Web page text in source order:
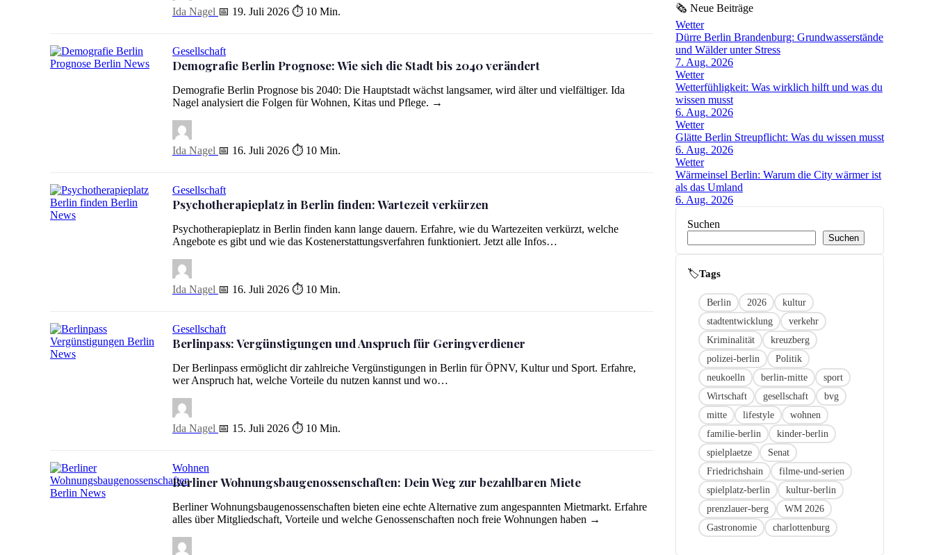
Ida Nagel 📅 19. Juli 2026 ⏱ 10 Min.
Demografie Berlin Prognose: Wie sich die Stadt bis 2040 verändert
Gesellschaft
Demografie Berlin Prognose: Wie sich die Stadt bis 2040 verändert
Demografie Berlin Prognose bis 2040: Die Hauptstadt wächst langsamer, wird älter und vielfältiger. Ida
Nagel analysiert die Folgen für Wohnen, Kitas und Pflege. →
Ida Nagel 📅 16. Juli 2026 ⏱ 10 Min.
Psychotherapieplatz in Berlin finden: Wartezeit verkürzen
Gesellschaft
Psychotherapieplatz in Berlin finden: Wartezeit verkürzen
Psychotherapieplatz in Berlin finden kann lange dauern. Erfahre, wie du Wartezeiten verkürzt, welche
Angebote es gibt und wie das Kostenerstattungsverfahren funktioniert. Jetzt alle Infos…
Ida Nagel 📅 16. Juli 2026 ⏱ 10 Min.
Berlinpass: Vergünstigungen und Anspruch für Geringverdiener
Gesellschaft
Berlinpass: Vergünstigungen und Anspruch für Geringverdiener
Der Berlinpass ermöglicht dir zahlreiche Vergünstigungen in Berlin für ÖPNV, Kultur und Sport. Erfahre,
wer Anspruch hat, welche Vorteile du nutzen kannst und wo…
Ida Nagel 📅 15. Juli 2026 ⏱ 10 Min.
Berliner Wohnungsbaugenossenschaften: Dein Weg zur bezahlbaren Miete
Wohnen
Berliner Wohnungsbaugenossenschaften: Dein Weg zur bezahlbaren Miete
Berliner Wohnungsbaugenossenschaften bieten eine echte Alternative zum angespannten Mietmarkt. Erfahre
alles über Mitgliedschaft, Vorteile und welche Genossenschaften noch freie Wohnungen haben →
🗞 Neue Beiträge
Wetter
Dürre Berlin Brandenburg: Grundwasserstände
und Wälder unter Stress
7. Aug. 2026
Wetter
Wetterfühligkeit: Was wirklich hilft und was du
wissen musst
6. Aug. 2026
Wetter
Glätte Berlin Streupflicht: Was du wissen musst
6. Aug. 2026
Wetter
Wärmeinsel Berlin: Warum die City wärmer ist
als das Umland
6. Aug. 2026
Suchen
Suchen
🏷
Berlin 2026Linkkultur
stadtentwicklung
verkehr
Kriminalität
kreuzberg
polizei-berlin
Politik
neukoelln
berlin-mitte
sport
Wirtschaft
gesellschaft
bvg
mitte
lifestyle
wohnen
familie-berlin
kinder-berlin
spielplaetze
Senat
Friedrichshain
filme-und-serien
spielplatz-berlin
kultur-berlin
prenzlauer-berg
WM 2026
Gastronomie
charlottenburg